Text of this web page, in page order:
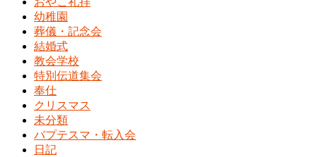
幼稚園
葬儀・記念会
結婚式
教会学校
特別伝道集会
奉仕
クリスマス
未分類
バプテスマ・転入会
日記